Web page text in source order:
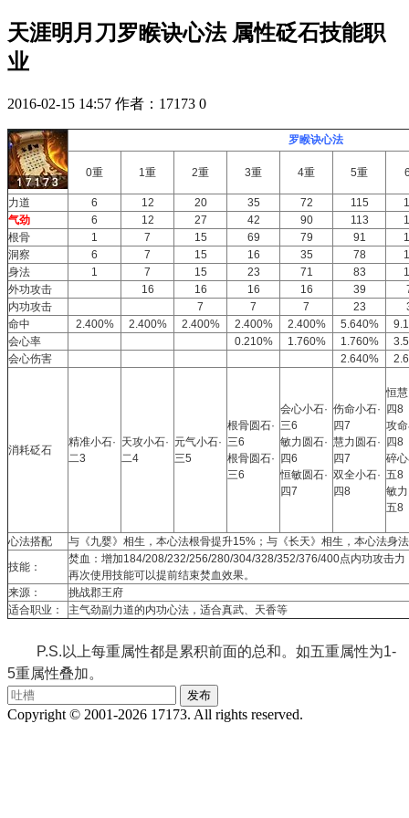
天涯明月刀罗睺诀心法 属性砭石技能职
业
2016-02-15 14:57 作者：17173 0
罗睺诀心法
0重 1重 2重 3重 4重 5重
力道 6 12 20 35 72 115
气劲
6 12 27 42 90 113
根骨
1 7 15 69 79 91
洞察
6 7 15 16 35 78
身法
1 7 15 23 71 83
外功攻击
16 16 16 16 39
内功攻击
7 7 7 23
命中
2.400% 2.400% 2.400% 2.400% 2.400% 5.640%
会心率
0.210% 1.760% 1.760%
会心伤害
2.640%
消耗砭石
精准小石·
二3
天攻小石·
二4
元气小石·
三5
根骨圆石·
三6
根骨圆石·
三6
会心小石·
三6
敏力圆石·
四6
恒敏圆石·
四7
伤命小石·
四7
慧力圆石·
四7
双全小石·
四8
恒
四8
攻
四8
碎
五8
敏
五8
心法搭配
与《九婴》相生，本心法根骨提升15%；与《长天》相生，本心法身
技能：
焚血：增加184/208/232/256/280/304/328/352/376/400点内功攻击
再次使用技能可以提前结束焚血效果。
来源：
挑战郡王府
适合职业：
主气劲副力道的内功心法，适合真武、天香等
P.S.以上每重属性都是累积前面的总和。如五重属性为1-
5重属性叠加。
Copyright © 2001-2026 17173. All rights reserved.